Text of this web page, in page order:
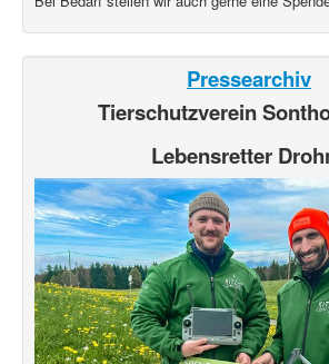
Pressearchiv
Tierschutzverein
Lebensretter